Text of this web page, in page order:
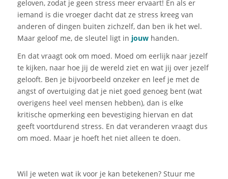
geloven, zodat je geen stress meer ervaart! En als er
iemand is die vroeger dacht dat ze stress kreeg van
anderen of dingen buiten zichzelf, dan ben ik het wel.
Maar geloof me, de sleutel ligt in jouw handen.
En dat vraagt ook om moed. Moed om eerlijk naar jezelf
te kijken, naar hoe jij de wereld ziet en wat jij over jezelf
gelooft. Ben je bijvoorbeeld onzeker en leef je met de
angst of overtuiging dat je niet goed genoeg bent (wat
overigens heel veel mensen hebben), dan is elke
kritische opmerking een bevestiging hiervan en dat
geeft voortdurend stress. En dat veranderen vraagt dus
om moed. Maar je hoeft het niet alleen te doen.
Wil je weten wat ik voor je kan betekenen? Stuur me